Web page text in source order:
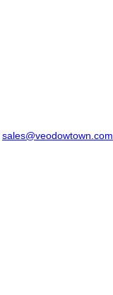
sales@veodowtown.com